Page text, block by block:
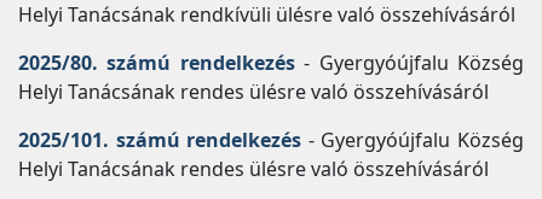
Helyi Tanácsának rendkívüli ülésre való összehívásáról
2025/80. számú rendelkezés- Gyergyóújfalu Község
Helyi Tanácsának rendes ülésre való összehívásáról
2025/101. számú rendelkezés - Gyergyóújfalu Község
Helyi Tanácsának rendes ülésre való összehívásáról